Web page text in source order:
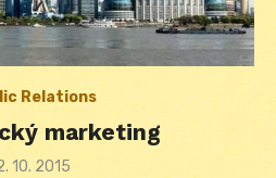
Relations
marketing
10. 2015